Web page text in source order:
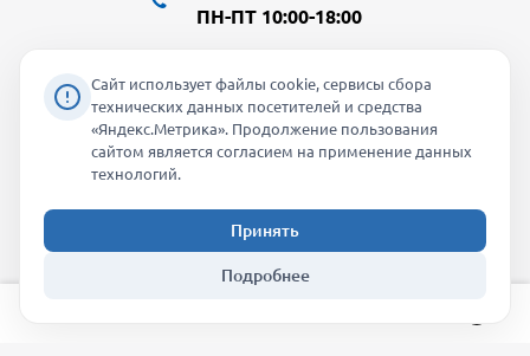
ПН-ПТ 10:00-18:00
Мы в социальных сетях:
2026 © "Молти" - оптовый магазин
info@molti-shop.ru
Сайт использует файлы cookie, сервисы сбора
технических данных посетителей и средства
«Яндекс.Метрика». Продолжение пользования
сайтом является согласием на применение данных
технологий.
Принять
Подробнее